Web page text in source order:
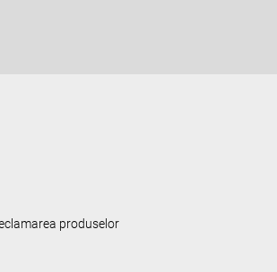
produselor